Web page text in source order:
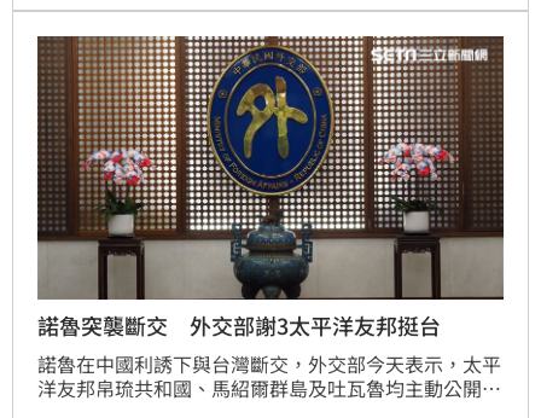
諾魯突襲斷交 外交部謝3太平洋友邦挺台
諾魯在中國利誘下與台灣斷交，外交部今天表示，太平
洋友邦帛琉共和國、馬紹爾群島及吐瓦魯均主動公開表